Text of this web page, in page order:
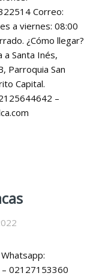
Correo:
a viernes: 08:00
¿Cómo llegar?
a Santa Inés,
Parroquia San
Capital.
–
02127153360